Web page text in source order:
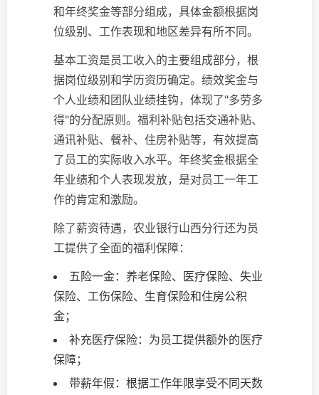
和年终奖金等部分组成，具体金额根据岗
位级别、工作表现和地区差异有所不同。
基本工资是员工收入的主要组成部分，根
据岗位级别和学历资历确定。绩效奖金与
个人业绩和团队业绩挂钩，体现了"多劳多
得"的分配原则。福利补贴包括交通补贴、
通讯补贴、餐补、住房补贴等，有效提高
了员工的实际收入水平。年终奖金根据全
年业绩和个人表现发放，是对员工一年工
作的肯定和激励。
除了薪资待遇，农业银行山西分行还为员
工提供了全面的福利保障：
五险一金：养老保险、医疗保险、失业
保险、工伤保险、生育保险和住房公积
金；
补充医疗保险：为员工提供额外的医疗
保障；
带薪年假：根据工作年限享受不同天数